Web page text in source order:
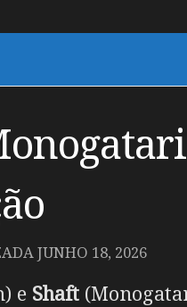
JUNHO 18, 2026
e Shaft